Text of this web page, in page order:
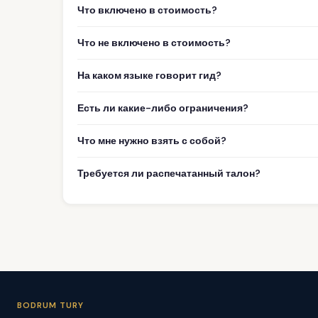
Что включено в стоимость?
Что не включено в стоимость?
На каком языке говорит гид?
Есть ли какие-либо ограничения?
Что мне нужно взять с собой?
Требуется ли распечатанный талон?
BODRUM TURY